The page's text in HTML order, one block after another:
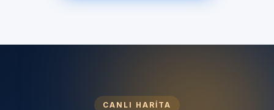
CANLI HARİTA